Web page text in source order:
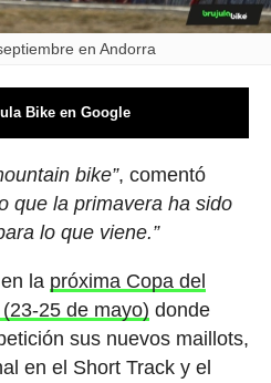
en Andorra
Bike en Google
bike”, comentó
que la primavera ha sido
lo que viene.”
la próxima Copa del
25 de mayo) donde
sus nuevos maillots,
en el Short Track y el